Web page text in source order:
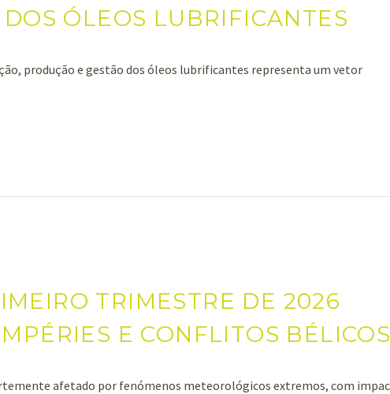
ÓLEOS LUBRIFICANTES
produção e gestão dos óleos lubrificantes representa um vetor
TRIMESTRE DE 2026
E CONFLITOS
afetado por fenómenos meteorológicos extremos, com